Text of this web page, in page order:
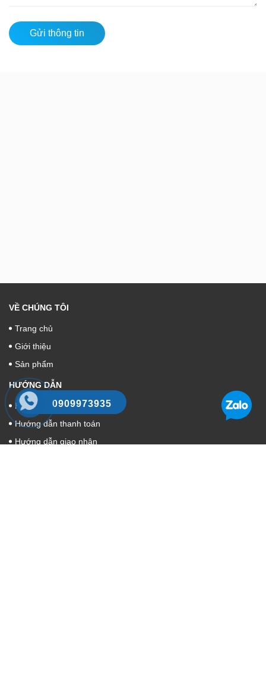
Gửi thông tin
VỀ CHÚNG TÔI
Trang chủ
Giới thiệu
Sản phẩm
HƯỚNG DẪN
Hướng dẫn mua hàng
Hướng dẫn thanh toán
Hướng dẫn giao nhận
0909973935